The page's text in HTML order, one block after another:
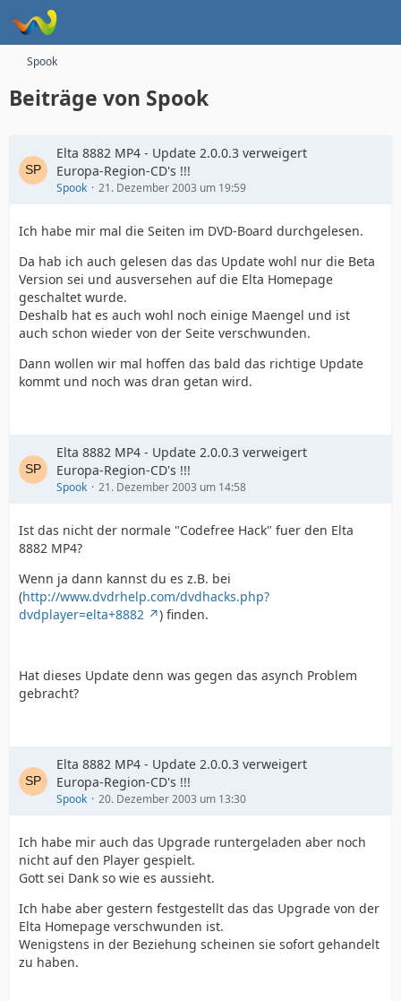
Spook
Beiträge von Spook
Elta 8882 MP4 - Update 2.0.0.3 verweigert
Europa-Region-CD's !!!
Spook 21. Dezember 2003 um 19:59
Ich habe mir mal die Seiten im DVD-Board durchgelesen.
Da hab ich auch gelesen das das Update wohl nur die Beta
Version sei und ausversehen auf die Elta Homepage
geschaltet wurde.
Deshalb hat es auch wohl noch einige Maengel und ist
auch schon wieder von der Seite verschwunden.
Dann wollen wir mal hoffen das bald das richtige Update
kommt und noch was dran getan wird.
Elta 8882 MP4 - Update 2.0.0.3 verweigert
Europa-Region-CD's !!!
Spook 21. Dezember 2003 um 14:58
Ist das nicht der normale "Codefree Hack" fuer den Elta
8882 MP4?
Wenn ja dann kannst du es z.B. bei
(http://www.dvdrhelp.com/dvdhacks.php?
dvdplayer=elta+8882
) finden.
Hat dieses Update denn was gegen das asynch Problem
gebracht?
Elta 8882 MP4 - Update 2.0.0.3 verweigert
Europa-Region-CD's !!!
Spook 20. Dezember 2003 um 13:30
Ich habe mir auch das Upgrade runtergeladen aber noch
nicht auf den Player gespielt.
Gott sei Dank so wie es aussieht.
Ich habe aber gestern festgestellt das das Upgrade von der
Elta Homepage verschwunden ist.
Wenigstens in der Beziehung scheinen sie sofort gehandelt
zu haben.